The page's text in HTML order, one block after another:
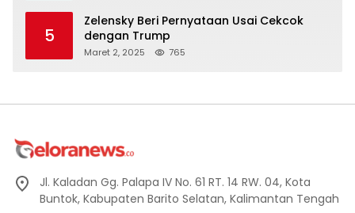
5
Zelensky Beri Pernyataan Usai Cekcok
dengan Trump
Maret 2, 2025 765
Jl. Kaladan Gg. Palapa IV No. 61 RT. 14 RW. 04, Kota
Buntok, Kabupaten Barito Selatan, Kalimantan Tengah